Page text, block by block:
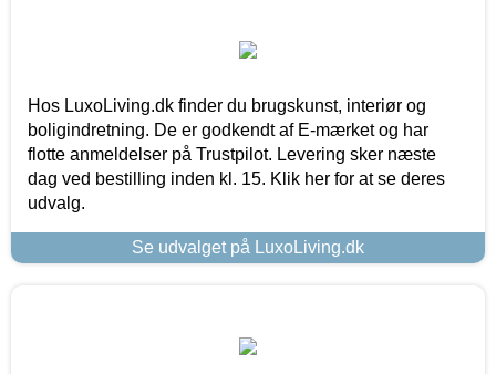
Hos LuxoLiving.dk finder du brugskunst, interiør og
boligindretning. De er godkendt af E-mærket og har
flotte anmeldelser på Trustpilot. Levering sker næste
dag ved bestilling inden kl. 15. Klik her for at se deres
udvalg.
Se udvalget på LuxoLiving.dk